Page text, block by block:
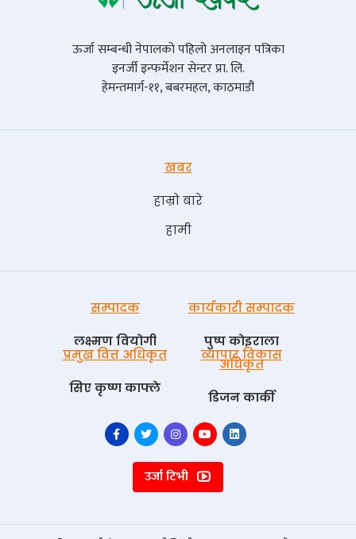
ऊर्जा सम्बन्धी नेपालको पहिलो अनलाइन पत्रिका
इनर्जी इन्फर्मेशन सेन्टर प्रा. लि.
हेमन्तमार्ग-११, बबरमहल, काठमाडौं
खबर
हाम्रो बारे
हामी
सम्पादक
लक्ष्मण वियोगी
कार्यकारी सम्पादक
पुष्प काेइराला
प्रमुख वित्त अधिकृत
सिए कृष्ण काफ्ले
व्यापार विकास
अधिकृत
डिजन कार्की
उर्जा टिभी